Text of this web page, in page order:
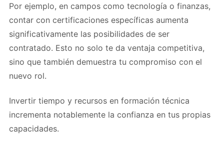
Por ejemplo, en campos como tecnología o finanzas,
contar con certificaciones específicas aumenta
significativamente las posibilidades de ser
contratado. Esto no solo te da ventaja competitiva,
sino que también demuestra tu compromiso con el
nuevo rol.
Invertir tiempo y recursos en formación técnica
incrementa notablemente la confianza en tus propias
capacidades.